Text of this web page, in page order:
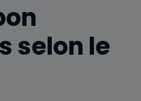
selon le